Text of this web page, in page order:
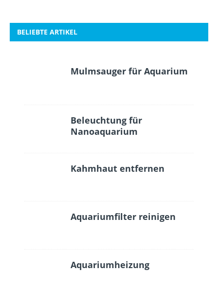
BELIEBTE ARTIKEL
Mulmsauger für Aquarium
Beleuchtung für
Nanoaquarium
Kahmhaut entfernen
Aquariumfilter reinigen
Aquariumheizung